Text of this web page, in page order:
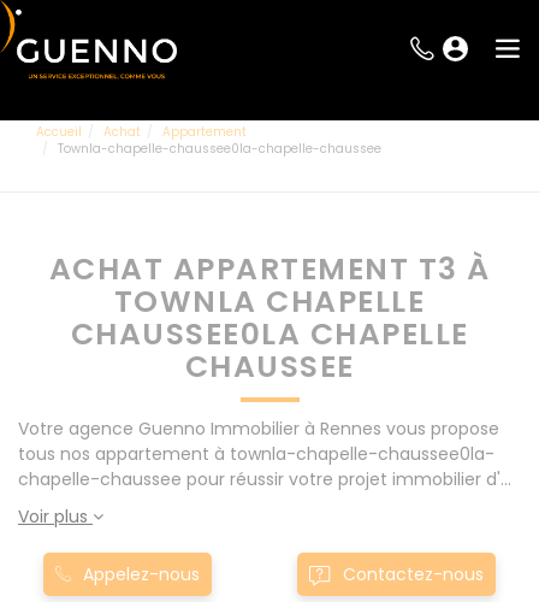
Accueil Achat
Appartement
Townla-chapelle-chaussee0la-chapelle-chaussee
ACHAT APPARTEMENT T3 À
TOWNLA CHAPELLE
CHAUSSEE0LA CHAPELLE
CHAUSSEE
Votre agence Guenno Immobilier à Rennes vous propose
tous nos appartement à townla-chapelle-chaussee0la-
chapelle-chaussee pour réussir votre projet immobilier d'
achat. Consultez l'ensemble de nos offres à Rennes mais
également aux alentours : Le Rheu, Pacé, Montgermont...
Nos appartement T3 à townla-chapelle-chaussee0la-
chapelle-chaussee sont proposés au meilleur prix du
Voir plus
Appelez-nous Contactez-nous